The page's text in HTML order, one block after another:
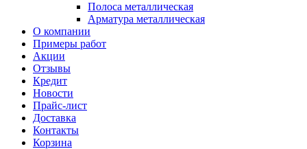
Полоса металлическая
Арматура металлическая
О компании
Примеры работ
Акции
Отзывы
Кредит
Новости
Прайс-лист
Доставка
Контакты
Корзина